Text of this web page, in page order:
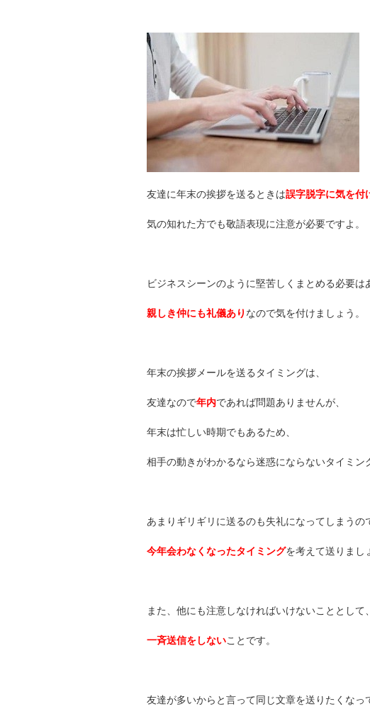
友達に年末の挨拶を送るときは誤字脱字に気を付
気の知れた方でも敬語表現に注意が必要ですよ。
ビジネスシーンのように堅苦しくまとめる必要は
親しき仲にも礼儀あり なので気を付けましょう。
年末の挨拶メールを送るタイミングは、
友達なので年内であれば問題ありませんが、
年末は忙しい時期でもあるため、
相手の動きがわかるなら迷惑にならないタイミン
あまりギリギリに送るのも失礼になってしまうの
今年会わなくなったタイミングを考えて送りまし
また、他にも注意しなければいけないこととして、
一斉送信をしないことです。
友達が多いからと言って同じ文章を送りたくなっ